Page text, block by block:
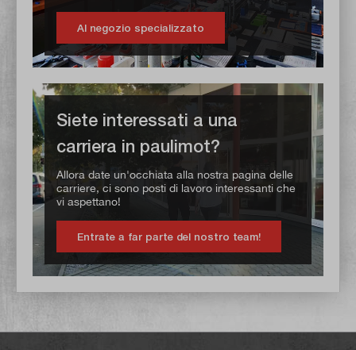
Al negozio specializzato
Siete interessati a una
carriera in paulimot?
Allora date un'occhiata alla nostra pagina delle
carriere, ci sono posti di lavoro interessanti che
vi aspettano!
Entrate a far parte del nostro team!